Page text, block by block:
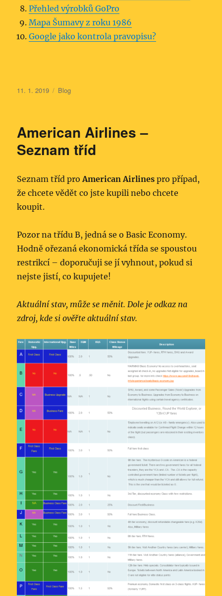
Přehled výrobků GoPro
Mapa Šumavy z roku 1986
Google jako kontrola pravopisu?
Publikováno:
11. 1. 2019 Rubriky:
Blog
American Airlines –
Seznam tříd
Seznam tříd proAmerican Airlines pro případ,
že chcete vědět co jste kupili nebo chcete
koupit.
Pozor na třídu B, jedná se o Basic Economy.
Hodně ořezaná ekonomická třída se spoustou
restrikcí – doporučuji se jí vyhnout, pokud si
nejste jistí, co kupujete!
Aktuální stav, může se měnit. Dole je odkaz na
zdroj, kde si ověřte aktuální stav.